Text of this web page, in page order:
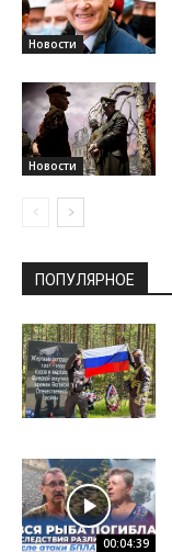
Новости
Новости
ПОПУЛЯРНОЕ
00:04:39